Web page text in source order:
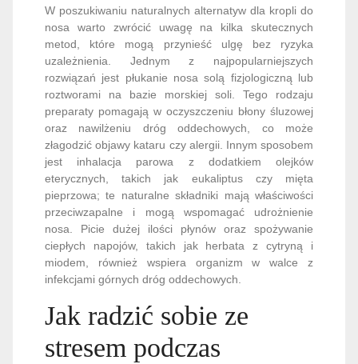
W poszukiwaniu naturalnych alternatyw dla kropli do
nosa warto zwrócić uwagę na kilka skutecznych
metod, które mogą przynieść ulgę bez ryzyka
uzależnienia. Jednym z najpopularniejszych
rozwiązań jest płukanie nosa solą fizjologiczną lub
roztworami na bazie morskiej soli. Tego rodzaju
preparaty pomagają w oczyszczeniu błony śluzowej
oraz nawilżeniu dróg oddechowych, co może
złagodzić objawy kataru czy alergii. Innym sposobem
jest inhalacja parowa z dodatkiem olejków
eterycznych, takich jak eukaliptus czy mięta
pieprzowa; te naturalne składniki mają właściwości
przeciwzapalne i mogą wspomagać udrożnienie
nosa. Picie dużej ilości płynów oraz spożywanie
ciepłych napojów, takich jak herbata z cytryną i
miodem, również wspiera organizm w walce z
infekcjami górnych dróg oddechowych.
Jak radzić sobie ze
stresem podczas